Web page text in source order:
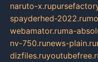
naruto-x.ru
spayderhed-2022.ru
webamator.ruma-
nv-750.runews-plain.ru
dizfiles.ru